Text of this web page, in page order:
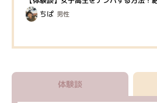
ちぱ 男性
体験談